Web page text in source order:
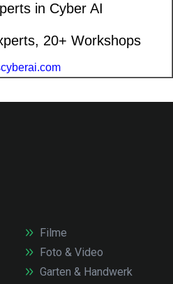
Filme
Foto & Video
Garten & Handwerk